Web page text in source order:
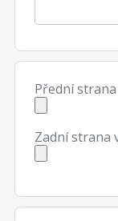
Přední
Zadní strana